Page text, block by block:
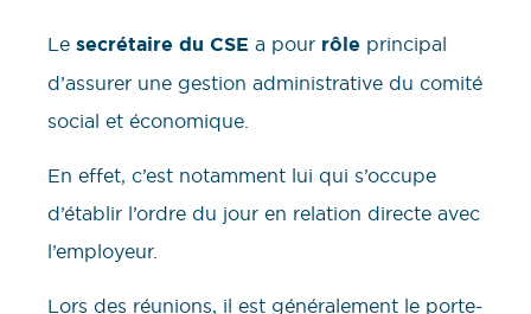
Le secrétaire du CSE a pour rôle principal
d’assurer une gestion administrative du comité
social et économique.
En effet, c’est notamment lui qui s’occupe
d’établir l’ordre du jour en relation directe avec
l’employeur.
Lors des réunions, il est généralement le porte-